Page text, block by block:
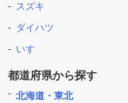
スズキ
ダイハツ
いすゞ
都道府県から探す
北海道・東北